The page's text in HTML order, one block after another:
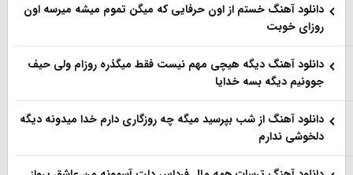
دانلود آهنگ خستم از اون حرفایی که میگن تموم میشه میرسه اون
روزای خوبت
دانلود آهنگ دیگه هیچی مهم نیست فقط میگذره روزام ولی حیف
جوونیم دیگه بسه خدایا
دانلود آهنگ از شب بپرسید میگه چه روزگاری دارم خدا میدونه دیگه
دلخوشی ندارم